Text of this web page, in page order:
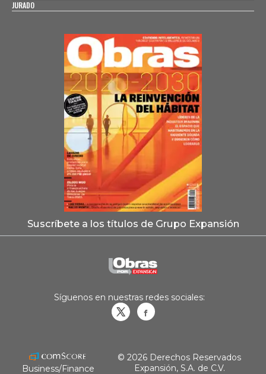
JURADO
Suscríbete a los títulos de Grupo Expansión
Síguenos en nuestras redes sociales:
Business/Finance
© 2026 Derechos Reservados
Expansión, S.A. de C.V.